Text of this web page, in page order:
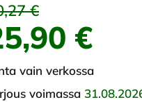
€
€
vain verkossa
voimassa